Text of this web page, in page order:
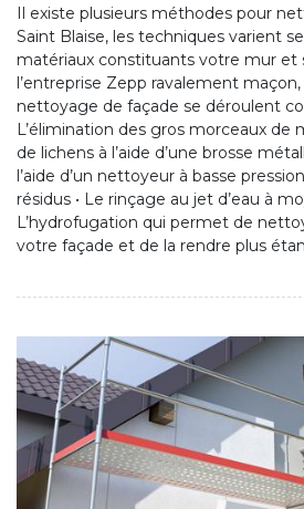
Il existe plusieurs méthodes pour
Saint Blaise, les techniques varient
matériaux constituants votre mur et
l’entreprise Zepp ravalement
nettoyage de façade se déroulent
L’élimination des gros morceaux de
de lichens à l’aide d’une brosse
l’aide d’un nettoyeur à basse
résidus • Le rinçage au jet d’eau à
L’hydrofugation qui permet de
votre façade et de la rendre plus